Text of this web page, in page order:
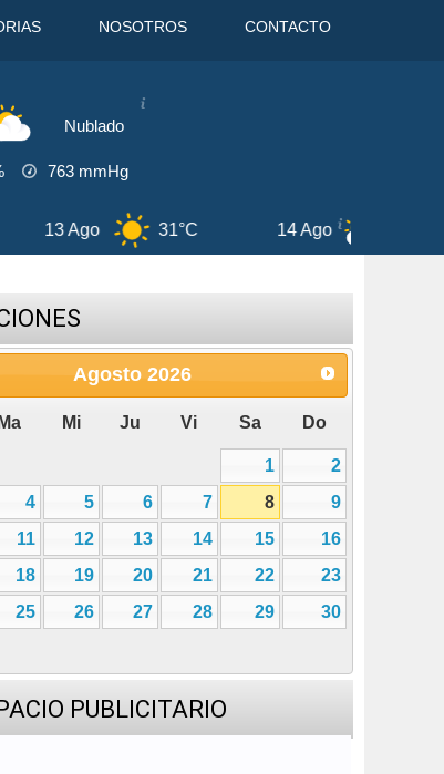
NOSOTROS CONTACTO
Nublado
763 mmHg
31°C 14 Ago 28°C
Agosto 2026
Ma Mi Ju Vi Sa Do
1
2
4 5 6 7 8
9
11 12 13 14 15
16
18 19 20 21 22
23
25 26 27 28 29
30
PUBLICITARIO